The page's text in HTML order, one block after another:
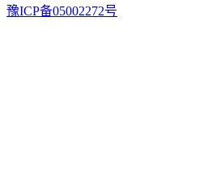
豫ICP备05002272号